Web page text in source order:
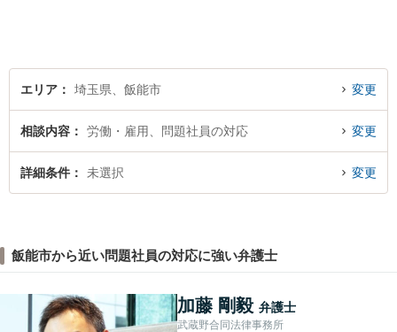
エリア 埼玉県、飯能市 変更
相談内容 労働・雇用、問題社員の対応 変更
詳細条件 未選択 変更
飯能市から近い問題社員の対応に強い弁護士
加藤 剛毅 弁護士
武蔵野合同法律事務所